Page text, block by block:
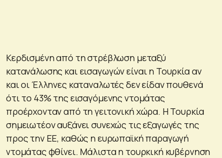
Κερδισμένη από τη στρέβλωση μεταξύ
κατανάλωσης και εισαγωγών είναι η Τουρκία αν
και οι Έλληνες καταναλωτές δεν είδαν πουθενά
ότι το 43% της εισαγόμενης ντομάτας
προέρχονταν από τη γειτονική χώρα. Η Τουρκία
σημειωτέον αυξάνει συνεχώς τις εξαγωγές της
προς την ΕΕ, καθώς η ευρωπαϊκή παραγωγή
ντομάτας φθίνει. Μάλιστα η τουρκική κυβέρνηση